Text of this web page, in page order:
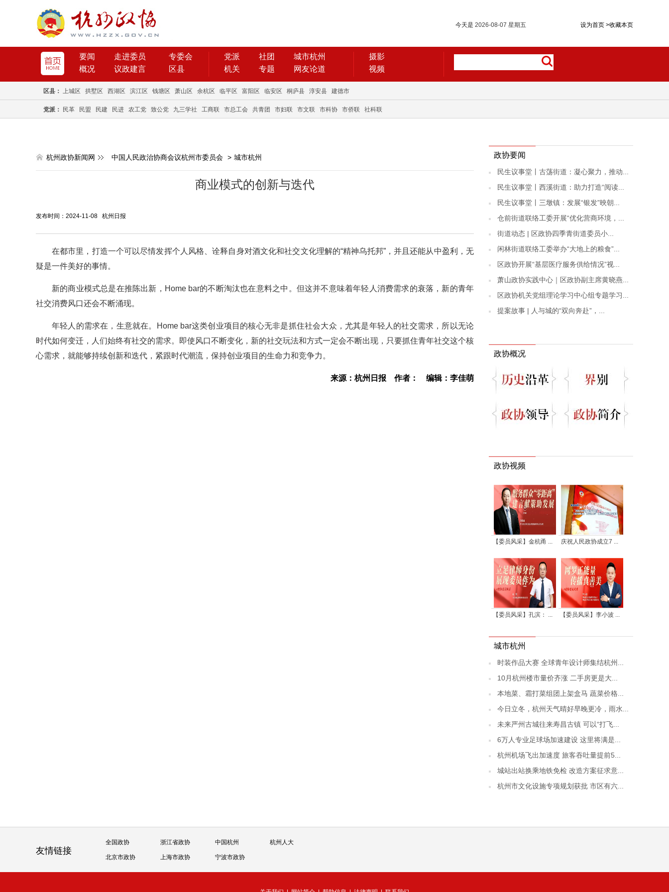
设为首页 >收藏本页
今天是 2026-08-07 星期五
要闻 走进委员
专委会
概况
议政建言 区县
党派 社团
城市杭州
机关
专题 网友论道
摄影
视频
区县： 上城区 拱墅区 西湖区 滨江区 钱塘区 萧山区 余杭区 临平区 富阳区 临安区 桐庐县 淳安县 建德市
党派： 民革 民盟 民建 民进 农工党 致公党 九三学社 工商联 市总工会 共青团 市妇联 市文联 市科协 市侨联 社科联
杭州政协新闻网 中国人民政治协商会议杭州市委员会 > 城市杭州
商业模式的创新与迭代
发布时间：2024-11-08 杭州日报
在都市里，打造一个可以尽情发挥个人风格、诠释自身对酒文化和社交文化理解的“精神乌托邦”，并且还能从中盈利，无
疑是一件美好的事情。
新的商业模式总是在推陈出新，Home bar的不断淘汰也在意料之中。但这并不意味着年轻人消费需求的衰落，新的青年
社交消费风口还会不断涌现。
年轻人的需求在，生意就在。Home bar这类创业项目的核心无非是抓住社会大众，尤其是年轻人的社交需求，所以无论
时代如何变迁，人们始终有社交的需求。即使风口不断变化，新的社交玩法和方式一定会不断出现，只要抓住青年社交这个核
心需求，就能够持续创新和迭代，紧跟时代潮流，保持创业项目的生命力和竞争力。
来源：杭州日报 作者： 编辑：李佳萌
政协要闻
民生议事堂丨古荡街道：凝心聚力，推动...
民生议事堂丨西溪街道：助力打造“阅读...
民生议事堂丨三墩镇：发展“银发”映朝...
仓前街道联络工委开展“优化营商环境，...
街道动态 | 区政协四季青街道委员小...
闲林街道联络工委举办“大地上的粮食”...
区政协开展“基层医疗服务供给情况”视...
萧山政协实践中心｜区政协副主席黄晓燕...
区政协机关党组理论学习中心组专题学习...
提案故事 | 人与城的“双向奔赴”，...
政协概况
政协视频
【委员风采】金杭甬 ... 庆祝人民政协成立7 ...
【委员风采】孔滨： ... 【委员风采】李小波 ...
城市杭州
时装作品大赛 全球青年设计师集结杭州...
10月杭州楼市量价齐涨 二手房更是大...
本地菜、霜打菜组团上架盒马 蔬菜价格...
今日立冬，杭州天气晴好早晚更冷，雨水...
未来严州古城往来寿昌古镇 可以“打飞...
6万人专业足球场加速建设 这里将满是...
杭州机场飞出加速度 旅客吞吐量提前5...
城站出站换乘地铁免检 改造方案征求意...
杭州市文化设施专项规划获批 市区有六...
友情链接
全国政协 浙江省政协 中国杭州 杭州人大
北京市政协 上海市政协 宁波市政协